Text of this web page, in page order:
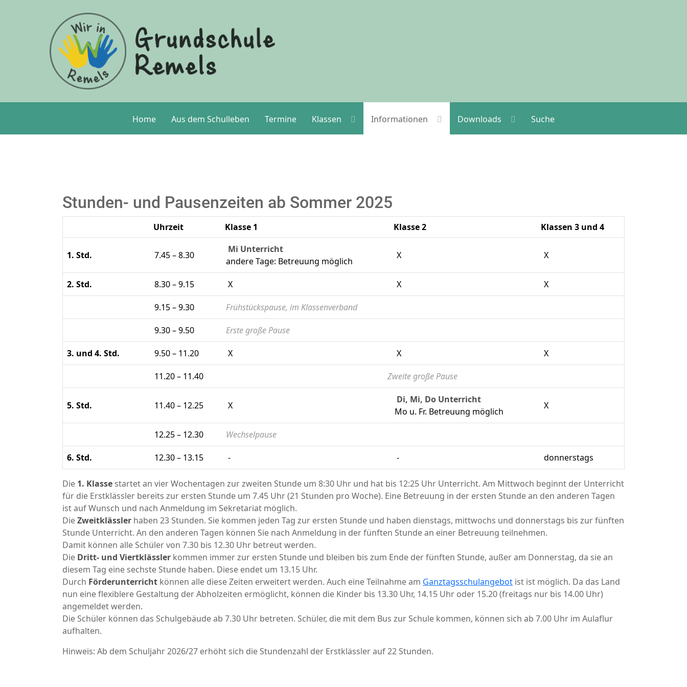
Home Aus dem Schulleben Termine Klassen Informationen Downloads Suche
Stunden- und Pausenzeiten ab Sommer 2025
Uhrzeit Klasse 1 Klasse 2 Klassen 3 und 4
1. Std. 7.45 – 8.30
Mi Unterricht
andere Tage: Betreuung möglich
X X
2. Std. 8.30 – 9.15 X X X
9.15 – 9.30 Frühstückspause, im Klassenverband
9.30 – 9.50 Erste große Pause
3. und 4. Std. 9.50 – 11.20 X X X
11.20 – 11.40 Zweite große Pause
5. Std. 11.40 – 12.25 X
Di, Mi, Do Unterricht
Mo u. Fr. Betreuung möglich
X
12.25 – 12.30 Wechselpause
6. Std. 12.30 – 13.15 - - donnerstags
Die 1. Klasse startet an vier Wochentagen zur zweiten Stunde um 8:30 Uhr und hat bis 12:25 Uhr Unterricht. Am Mittwoch beginnt der Unterricht
für die Erstklässler bereits zur ersten Stunde um 7.45 Uhr (21 Stunden pro Woche). Eine Betreuung in der ersten Stunde an den anderen Tagen
ist auf Wunsch und nach Anmeldung im Sekretariat möglich.
DieZweitklässler haben 23 Stunden. Sie kommen jeden Tag zur ersten Stunde und haben dienstags, mittwochs und donnerstags bis zur fünften
Stunde Unterricht. An den anderen Tagen können Sie nach Anmeldung in der fünften Stunde an einer Betreuung teilnehmen.
Damit können alle Schüler von 7.30 bis 12.30 Uhr betreut werden.
Die Dritt- und Viertklässler kommen immer zur ersten Stunde und bleiben bis zum Ende der fünften Stunde, außer am Donnerstag, da sie an
diesem Tag eine sechste Stunde haben. Diese endet um 13.15 Uhr.
Durch Förderunterricht können alle diese Zeiten erweitert werden. Auch eine Teilnahme am Ganztagsschulangebot ist ist möglich. Da das Land
nun eine flexiblere Gestaltung der Abholzeiten ermöglicht, können die Kinder bis 13.30 Uhr, 14.15 Uhr oder 15.20 (freitags nur bis 14.00 Uhr)
angemeldet werden.
Die Schüler können das Schulgebäude ab 7.30 Uhr betreten. Schüler, die mit dem Bus zur Schule kommen, können sich ab 7.00 Uhr im Aulaflur
aufhalten.
Hinweis: Ab dem Schuljahr 2026/27 erhöht sich die Stundenzahl der Erstklässler auf 22 Stunden.